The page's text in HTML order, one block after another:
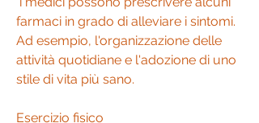
farmaci in grado di alleviare i sintomi.
Ad esempio, l'organizzazione delle
attività quotidiane e l'adozione di uno
stile di vita più sano.
Esercizio fisico